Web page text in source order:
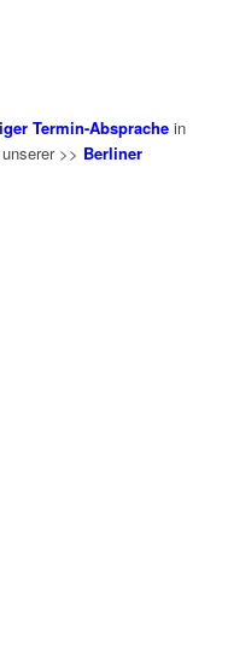
Termin-Absprachein
>> Berliner